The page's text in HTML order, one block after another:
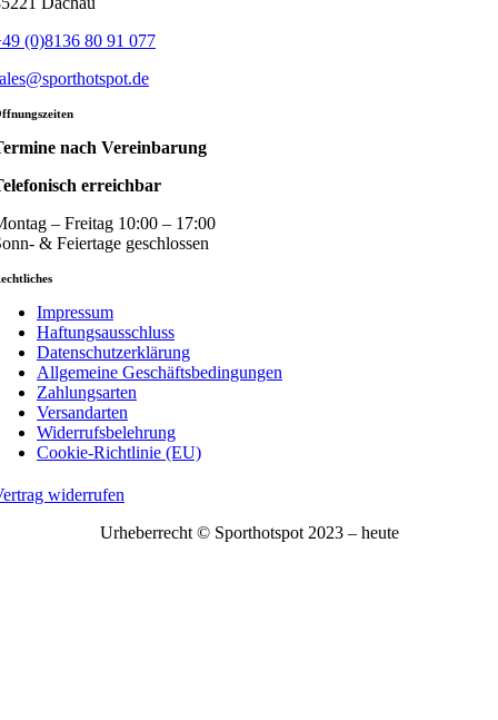
(0)8136 80 91 077
nach Vereinbarung
erreichbar
– Freitag 10:00 – 17:00
& Feiertage geschlossen
Impressum
Haftungsausschluss
Datenschutzerklärung
Allgemeine Geschäftsbedingungen
Zahlungsarten
Versandarten
Widerrufsbelehrung
Cookie-Richtlinie (EU)
widerrufen
Urheberrecht © Sporthotspot 2023 – heute